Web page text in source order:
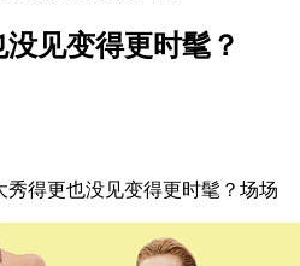
见变得更时髦？
得更也没见变得更时髦？场场